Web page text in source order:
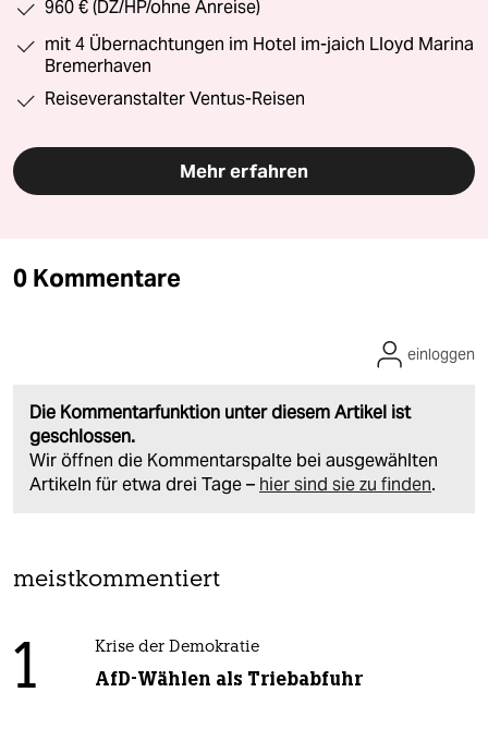
960 € (DZ/HP/ohne Anreise)
mit 4 Übernachtungen im Hotel im-jaich Lloyd Marina
Bremerhaven
Reiseveranstalter Ventus-Reisen
Mehr erfahren
0 Kommentare
Die Kommentarfunktion unter diesem Artikel ist
geschlossen.
Wir öffnen die Kommentarspalte bei ausgewählten
Artikeln für etwa drei Tage – hier sind sie zu finden.
einloggen
meistkommentiert
1 Krise der Demokratie
AfD-Wählen als Triebabfuhr